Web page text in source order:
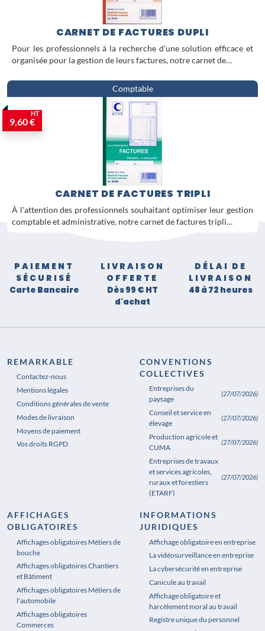
CARNET DE FACTURES DUPLI
Pour les professionnels à la recherche d'une solution efficace et
organisée pour la gestion de leurs factures, notre carnet de…
Comptable
9,60 €
HT
CARNET DE FACTURES TRIPLI
À l'attention des professionnels souhaitant optimiser leur gestion
comptable et administrative, notre carnet de factures tripli…
PAIEMENT
SÉCURISÉ
Carte Bancaire
LIVRAISON
OFFERTE
Dès 99 € HT
d'achat
DÉLAI DE
LIVRAISON
48 à 72 heures
REMARKABLE
Contactez-nous
Mentions légales
Conditions générales de vente
Modes de livraison
Moyens de paiement
Vos droits RGPD
CONVENTIONS
COLLECTIVES
Entreprises du
paysage
(27/07/2026)
Conseil et service en
élevage
(27/07/2026)
Production agricole et
CUMA
(27/07/2026)
Entreprises de travaux
et services agricoles,
ruraux et forestiers
(ETARF)
(27/07/2026)
AFFICHAGES
OBLIGATOIRES
Affichages obligatoires Métiers de
bouche
Affichages obligatoires Chantiers
et Bâtiment
Affichages obligatoires Métiers de
l'automobile
Affichages obligatoires
Commerces
Affichages obligatoires Pharmacie
INFORMATIONS
JURIDIQUES
Affichage obligatoire en entreprise
La vidéosurveillance en entreprise
La cybersécurité en entreprise
Canicule au travail
Affichage obligatoire et
harcèlement moral au travail
Registre unique du personnel